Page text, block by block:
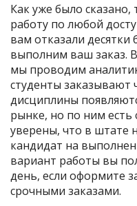
Как уже было
работу по любой
вам отказали
выполним ваш заказ.
мы проводим
студенты заказывают
дисциплины
рынке, но по ним есть
уверены, что в штате
кандидат на
вариант работы вы
день, если оформите
срочными заказами.